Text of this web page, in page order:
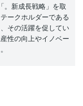
。新成長戦略」を取
ークホルダーである
その活躍を促してい
性の向上やイノベー